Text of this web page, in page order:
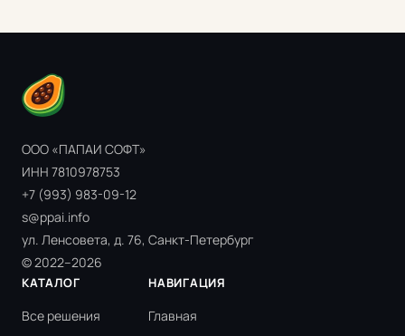
ООО «ПАПАИ СОФТ»
ИНН 7810978753
+7 (993) 983-09-12
s@ppai.info
ул. Ленсовета, д. 76, Санкт-Петербург
© 2022–2026
КАТАЛОГ
Все решения
НАВИГАЦИЯ
Главная